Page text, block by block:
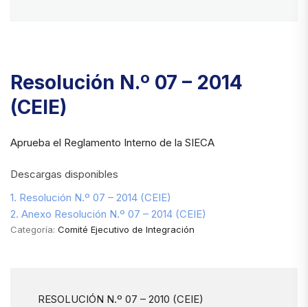
Resolución N.º 07 – 2014
(CEIE)
Aprueba el Reglamento Interno de la SIECA
Descargas disponibles
1. Resolución N.º 07 – 2014 (CEIE)
2. Anexo Resolución N.º 07 – 2014 (CEIE)
Categoría: Comité Ejecutivo de Integración
RESOLUCIÓN N.º 07 – 2010 (CEIE)